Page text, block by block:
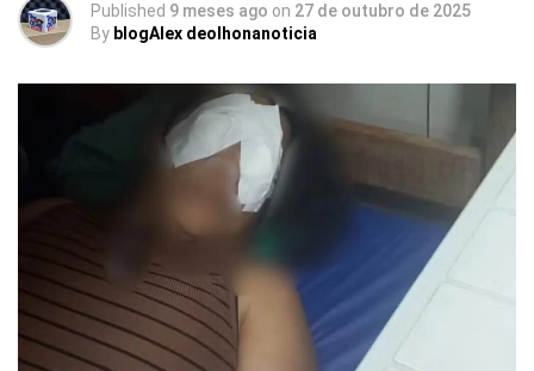
Published 9 meses ago on 27 de outubro de 2025
By blogAlex deolhonanoticia